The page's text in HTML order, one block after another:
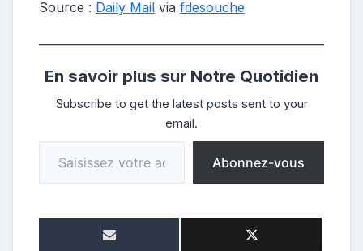
Source : Daily Mail via fdesouche
En savoir plus sur Notre Quotidien
Subscribe to get the latest posts sent to your
email.
Saisissez votre adresse e-mail…
Abonnez-vous